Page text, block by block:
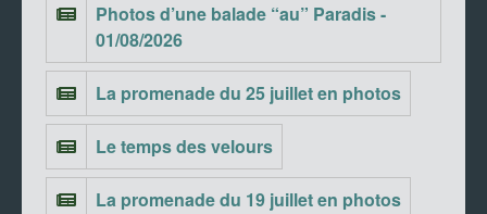
Photos d’une balade “au” Paradis -
01/08/2026
La promenade du 25 juillet en photos
Le temps des velours
La promenade du 19 juillet en photos